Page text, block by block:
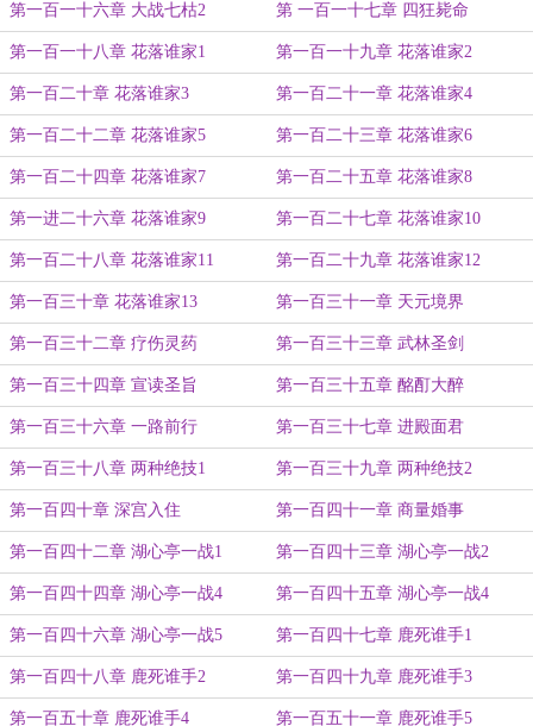
第一百一十六章 大战七枯2 第 一百一十七章 四狂毙命
第一百一十八章 花落谁家1 第一百一十九章 花落谁家2
第一百二十章 花落谁家3 第一百二十一章 花落谁家4
第一百二十二章 花落谁家5 第一百二十三章 花落谁家6
第一百二十四章 花落谁家7 第一百二十五章 花落谁家8
第一进二十六章 花落谁家9 第一百二十七章 花落谁家10
第一百二十八章 花落谁家11 第一百二十九章 花落谁家12
第一百三十章 花落谁家13 第一百三十一章 天元境界
第一百三十二章 疗伤灵药 第一百三十三章 武林圣剑
第一百三十四章 宣读圣旨 第一百三十五章 酩酊大醉
第一百三十六章 一路前行 第一百三十七章 进殿面君
第一百三十八章 两种绝技1 第一百三十九章 两种绝技2
第一百四十章 深宫入住 第一百四十一章 商量婚事
第一百四十二章 湖心亭一战1 第一百四十三章 湖心亭一战2
第一百四十四章 湖心亭一战4 第一百四十五章 湖心亭一战4
第一百四十六章 湖心亭一战5 第一百四十七章 鹿死谁手1
第一百四十八章 鹿死谁手2 第一百四十九章 鹿死谁手3
第一百五十章 鹿死谁手4 第一百五十一章 鹿死谁手5